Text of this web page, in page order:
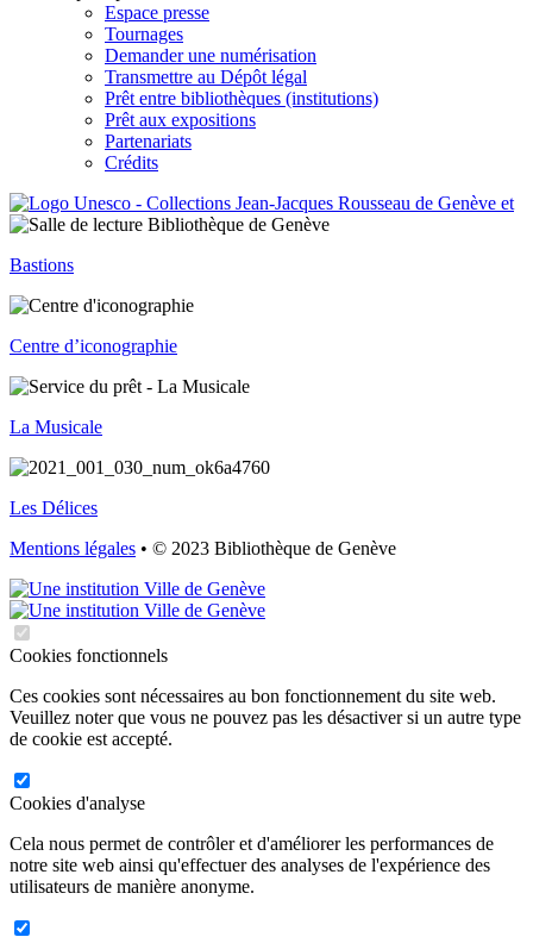
Espace presse
Tournages
Demander une numérisation
Transmettre au Dépôt légal
Prêt entre bibliothèques (institutions)
Prêt aux expositions
Partenariats
Crédits
Bastions
Centre d’iconographie
La Musicale
Les Délices
Mentions légales • © 2023 Bibliothèque de Genève
Cookies fonctionnels
Ces cookies sont nécessaires au bon fonctionnement du site web.
Veuillez noter que vous ne pouvez pas les désactiver si un autre type
de cookie est accepté.
Cookies d'analyse
Cela nous permet de contrôler et d'améliorer les performances de
notre site web ainsi qu'effectuer des analyses de l'expérience des
utilisateurs de manière anonyme.